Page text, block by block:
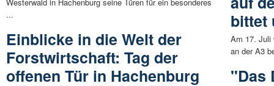
...
Einblicke in die Welt der
Forstwirtschaft: Tag der
offenen Tür in Hachenburg
bittet
Am 17. Juli
an der A3
"Das